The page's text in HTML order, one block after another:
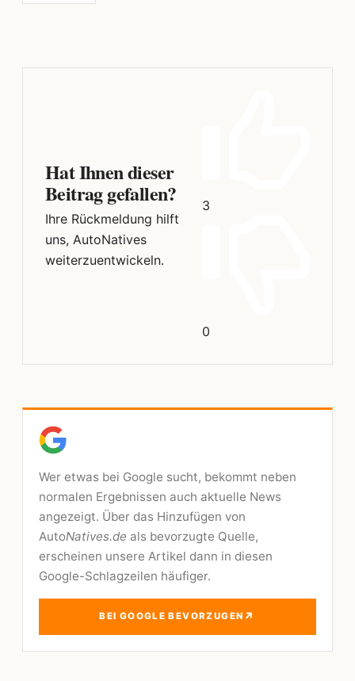
Hat Ihnen dieser
Beitrag gefallen?
Ihre Rückmeldung hilft
uns, AutoNatives
weiterzuentwickeln.
3
0
Wer etwas bei Google sucht, bekommt neben
normalen Ergebnissen auch aktuelle News
angezeigt. Über das Hinzufügen von
AutoNatives.de als bevorzugte Quelle,
erscheinen unsere Artikel dann in diesen
Google-Schlagzeilen häufiger.
BEI GOOGLE BEVORZUGEN ↗